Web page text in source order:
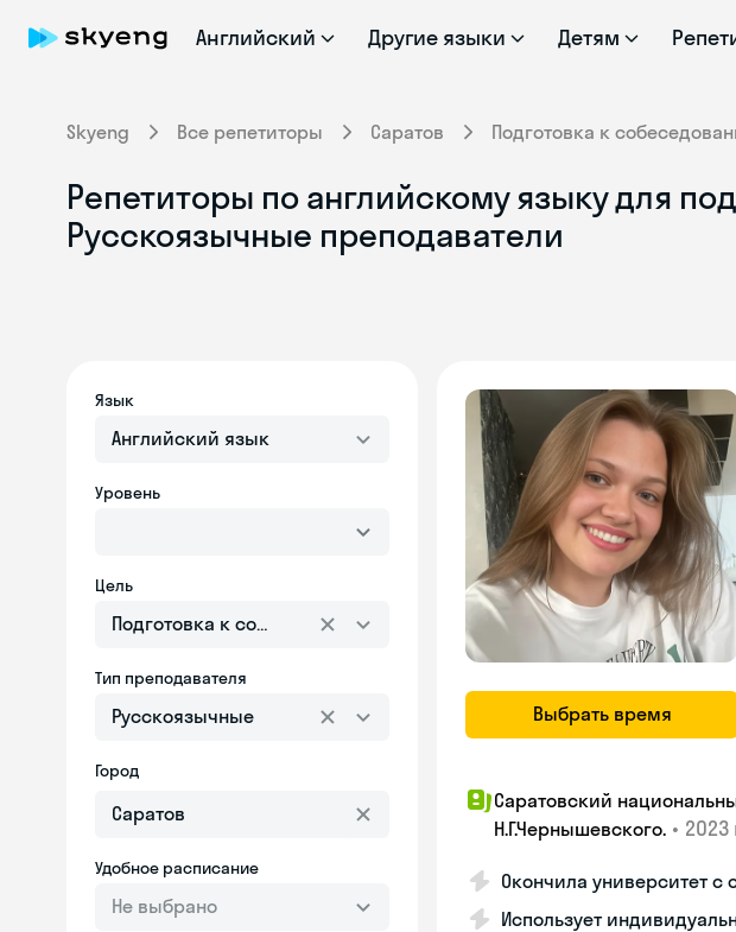
Английский Другие языки Детям
Skyeng Все репетиторы Саратов Подготовка к
Репетиторы по английскому языку для
Русскоязычные преподаватели
Язык
Английский язык
Уровень
Цель
Подготовка к собеседованию
Тип преподавателя
Русскоязычные
Город
Удобное расписание
Не выбрано
Выбрать время
Саратовский
Н.Г.Чернышевскогo. • 2023
Окончила университет
Использует